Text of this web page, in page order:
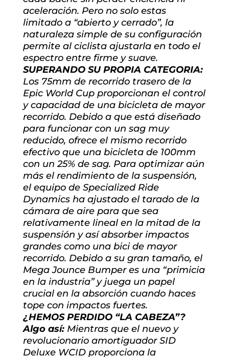
aceleración. Pero no solo estas
limitado a “abierto y cerrado”, la
naturaleza simple de su configuración
permite al ciclista ajustarla en todo el
espectro entre firme y suave.
SUPERANDO SU PROPIA CATEGORIA:
Los 75mm de recorrido trasero de la
Epic World Cup proporcionan el control
y capacidad de una bicicleta de mayor
recorrido. Debido a que está diseñado
para funcionar con un sag muy
reducido, ofrece el mismo recorrido
efectivo que una bicicleta de 100mm
con un 25% de sag. Para optimizar aún
más el rendimiento de la suspensión,
el equipo de Specialized Ride
Dynamics ha ajustado el tarado de la
cámara de aire para que sea
relativamente lineal en la mitad de la
suspensión y así absorber impactos
grandes como una bici de mayor
recorrido. Debido a su gran tamaño, el
Mega Jounce Bumper es una “primicia
en la industria” y juega un papel
crucial en la absorción cuando haces
tope con impactos fuertes.
¿HEMOS PERDIDO “LA CABEZA”?
Algo así:Mientras que el nuevo y
revolucionario amortiguador SID
Deluxe WCID proporciona la